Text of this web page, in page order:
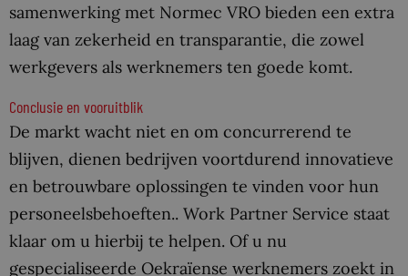
samenwerking met Normec VRO bieden een extra
laag van zekerheid en transparantie, die zowel
werkgevers als werknemers ten goede komt.
Conclusie en vooruitblik
De markt wacht niet en om concurrerend te
blijven, dienen bedrijven voortdurend innovatieve
en betrouwbare oplossingen te vinden voor hun
personeelsbehoeften.. Work Partner Service staat
klaar om u hierbij te helpen. Of u nu
gespecialiseerde Oekraïense werknemers zoekt in